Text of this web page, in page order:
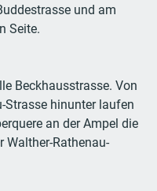
und am
Seite.
Beckhausstrasse. Von
Strasse hinunter laufen
an der Ampel die
Walther-Rathenau-